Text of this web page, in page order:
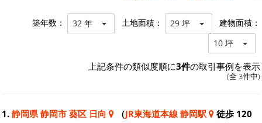
築年数： 32 年 土地面積： 29 坪 建物面積：
10 坪
上記条件の類似度順に3件の取引事例を表示
(全 3件中)
1. 静岡県 静岡市 葵区 日向 （JR東海道本線 静岡駅 徒歩 120